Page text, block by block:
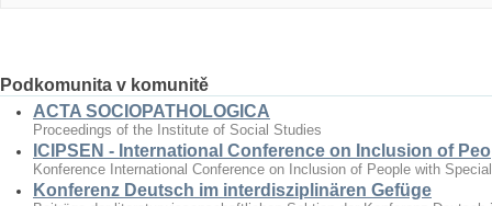
Podkomunita v komunitě
ACTA SOCIOPATHOLOGICA
Proceedings of the Institute of Social Studies
ICIPSEN - International Conference on Inclusion of
Konference International Conference on Inclusion of People with
Konferenz Deutsch im interdisziplinären Gefüge